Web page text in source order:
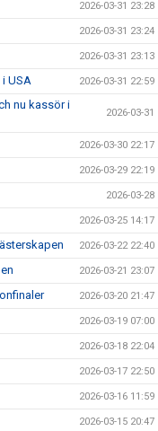
2026-03-31 23:28
2026-03-31 23:24
2026-03-31 23:13
USA 2026-03-31 22:59
nu kassör i
2026-03-31
2026-03-30 22:17
2026-03-29 22:19
2026-03-28
2026-03-25 14:17
2026-03-22 22:40
2026-03-21 23:07
2026-03-20 21:47
2026-03-19 07:00
2026-03-18 22:04
2026-03-17 22:50
2026-03-16 11:59
2026-03-15 20:47